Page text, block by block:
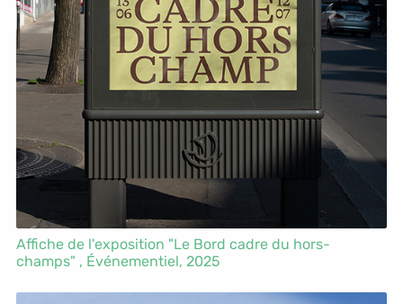
Affiche de l'exposition "Le Bord cadre du hors-
champs" , Événementiel, 2025